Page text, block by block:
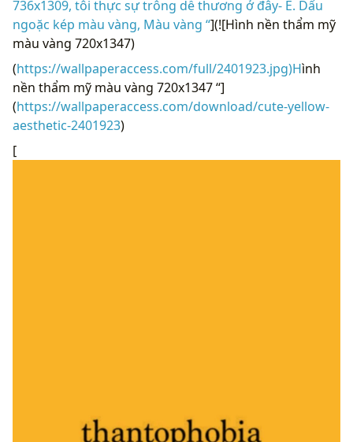
736x1309, tôi thực sự trông dễ thương ở đây- E. Dấu
ngoặc kép màu vàng, Màu vàng “](![Hình nền thẩm mỹ
màu vàng 720x1347)
(https://wallpaperaccess.com/full/2401923.jpg)Hình
nền thẩm mỹ màu vàng 720x1347 “]
(https://wallpaperaccess.com/download/cute-yellow-
aesthetic-2401923)
[